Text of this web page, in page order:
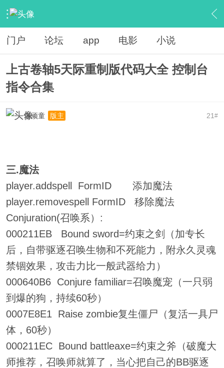
› 电玩游戏 › 攻略秘籍 › 内容
门户 论坛 app 电影 小说
上古卷轴5天际重制版代码大全 控制台
指令合集
21#
老顽童 版主
三.魔法
player.addspell FormID 添加魔法
player.removespell FormID 移除魔法
Conjuration(召唤系）:
000211EB Bound sword=约束之剑（加专长
后，自带驱逐召唤生物和不死能力，附永久灵魂
禁锢效果，攻击力比一般武器给力）
000640B6 Conjure familiar=召唤魔宠（一只弱
到爆的狗，持续60秒）
0007E8E1 Raise zombie复生僵尸（复活一具尸
体，60秒）
000211EC Bound battleaxe=约束之斧（破魔大
师推荐，召唤师就算了，当心把自己的BB驱逐